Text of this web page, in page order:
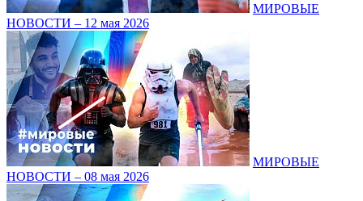
МИРОВЫЕ
НОВОСТИ – 12 мая 2026
МИРОВЫЕ
НОВОСТИ – 08 мая 2026